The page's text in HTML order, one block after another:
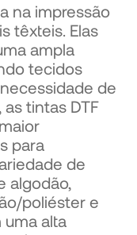
na impressão
têxteis. Elas
ampla
tecidos
de
tintas DTF
para
de
algodão,
poliéster e
alta